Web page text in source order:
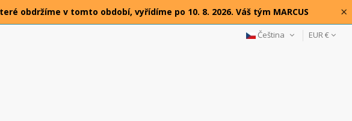
obdržíme v tomto období, vyřídíme po 10. 8. 2026. Váš tým MARCUS ×
Čeština EUR €